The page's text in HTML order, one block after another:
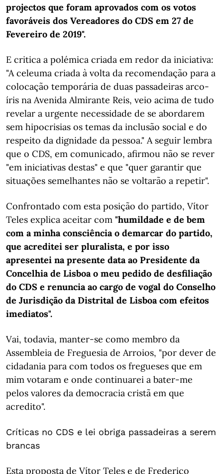
projectos que foram aprovados com os votos
favoráveis dos Vereadores do CDS em 27 de
Fevereiro de 2019".
E critica a polémica criada em redor da iniciativa:
"A celeuma criada à volta da recomendação para a
colocação temporária de duas passadeiras arco-
íris na Avenida Almirante Reis, veio acima de tudo
revelar a urgente necessidade de se abordarem
sem hipocrisias os temas da inclusão social e do
respeito da dignidade da pessoa." A seguir lembra
que o CDS, em comunicado, afirmou não se rever
"em iniciativas destas" e que "quer garantir que
situações semelhantes não se voltarão a repetir".
Confrontado com esta posição do partido, Vítor
Teles explica aceitar com "humildade e de bem
com a minha consciência o demarcar do partido,
que acreditei ser pluralista, e por isso
apresentei na presente data ao Presidente da
Concelhia de Lisboa o meu pedido de desfiliação
do CDS e renuncia ao cargo de vogal do Conselho
de Jurisdição da Distrital de Lisboa com efeitos
imediatos".
Vai, todavia, manter-se como membro da
Assembleia de Freguesia de Arroios, "por dever de
cidadania para com todos os fregueses que em
mim votaram e onde continuarei a bater-me
pelos valores da democracia cristã em que
acredito".
Críticas no CDS e lei obriga passadeiras a serem
brancas
Esta proposta de Vítor Teles e de Frederico